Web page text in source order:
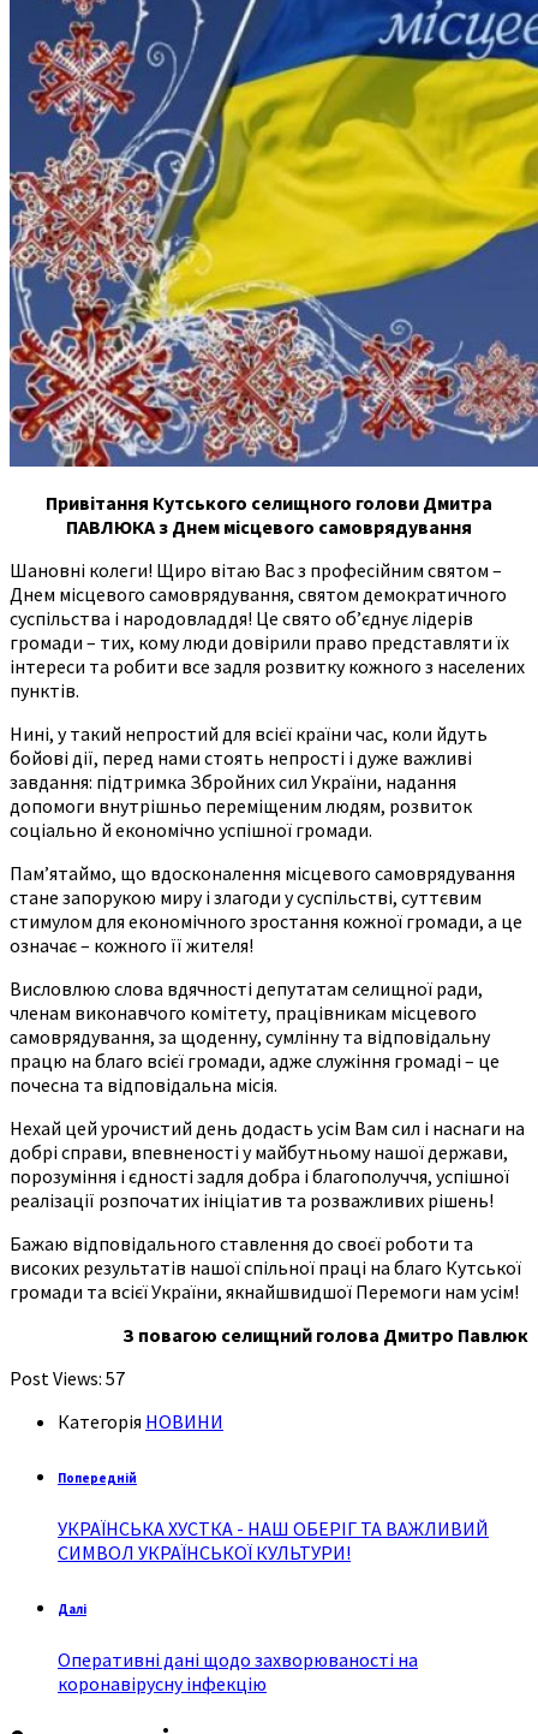
Привітання Кутського селищного голови Дмитра
ПАВЛЮКА з Днем місцевого самоврядування
Шановні колеги! Щиро вітаю Вас з професійним святом –
Днем місцевого самоврядування, святом демократичного
суспільства і народовладдя! Це свято об’єднує лідерів
громади – тих, кому люди довірили право представляти їх
інтереси та робити все задля розвитку кожного з населених
пунктів.
Нині, у такий непростий для всієї країни час, коли йдуть
бойові дії, перед нами стоять непрості і дуже важливі
завдання: підтримка Збройних сил України, надання
допомоги внутрішньо переміщеним людям, розвиток
соціально й економічно успішної громади.
Пам’ятаймо, що вдосконалення місцевого самоврядування
стане запорукою миру і злагоди у суспільстві, суттєвим
стимулом для економічного зростання кожної громади, а це
означає – кожного її жителя!
Висловлюю слова вдячності депутатам селищної ради,
членам виконавчого комітету, працівникам місцевого
самоврядування, за щоденну, сумлінну та відповідальну
працю на благо всієї громади, адже служіння громаді – це
почесна та відповідальна місія.
Нехай цей урочистий день додасть усім Вам сил і наснаги на
добрі справи, впевненості у майбутньому нашої держави,
порозуміння і єдності задля добра і благополуччя, успішної
реалізації розпочатих ініціатив та розважливих рішень!
Бажаю відповідального ставлення до своєї роботи та
високих результатів нашої спільної праці на благо Кутської
громади та всієї України, якнайшвидшої Перемоги нам усім!
З повагою селищний голова Дмитро Павлюк
Post Views: 57
Категорія НОВИНИ
Попередній
УКРАЇНСЬКА ХУСТКА - НАШ ОБЕРІГ ТА ВАЖЛИВИЙ
СИМВОЛ УКРАЇНСЬКОЇ КУЛЬТУРИ!
Далі
Оперативні дані щодо захворюваності на
коронавірусну інфекцію